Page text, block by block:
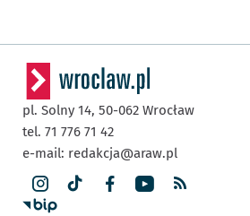
pl. Solny 14, 50-062 Wrocław
tel. 71 776 71 42
e-mail: redakcja@araw.pl